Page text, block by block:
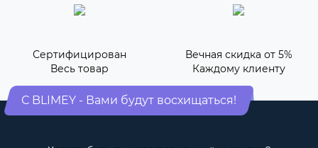
Сертифицирован
Весь товар
Вечная скидка от 5%
Каждому клиенту
С BLIMEY - Вами будут восхищаться!